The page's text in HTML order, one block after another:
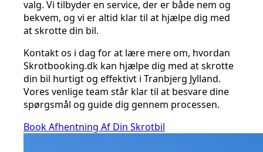
valg. Vi tilbyder en service, der er både nem og
bekvem, og vi er altid klar til at hjælpe dig med
at skrotte din bil.
Kontakt os i dag for at lære mere om, hvordan
Skrotbooking.dk kan hjælpe dig med at skrotte
din bil hurtigt og effektivt i Tranbjerg Jylland.
Vores venlige team står klar til at besvare dine
spørgsmål og guide dig gennem processen.
Book Afhentning Af Din Skrotbil